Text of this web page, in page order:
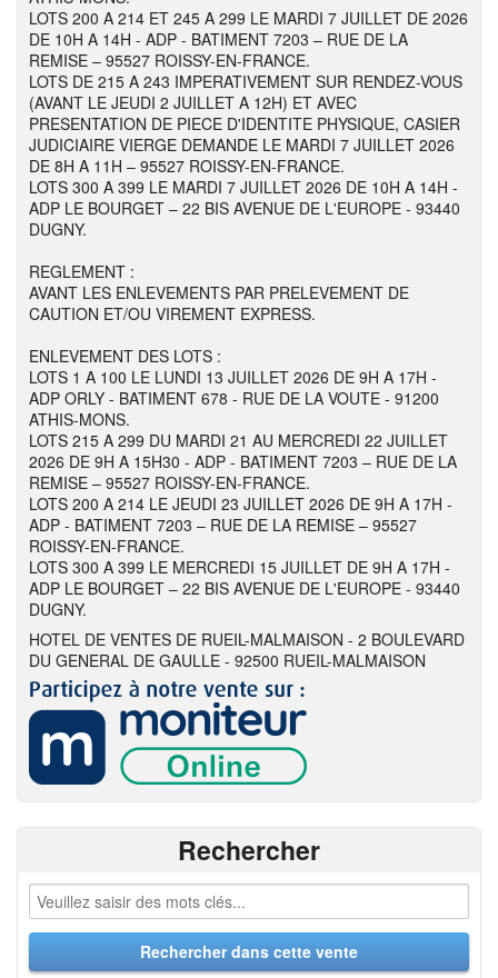
LOTS 200 A 214 ET 245 A 299 LE MARDI 7 JUILLET DE 2026
DE 10H A 14H - ADP - BATIMENT 7203 – RUE DE LA
REMISE – 95527 ROISSY-EN-FRANCE.
LOTS DE 215 A 243 IMPERATIVEMENT SUR RENDEZ-VOUS
(AVANT LE JEUDI 2 JUILLET A 12H) ET AVEC
PRESENTATION DE PIECE D'IDENTITE PHYSIQUE, CASIER
JUDICIAIRE VIERGE DEMANDE LE MARDI 7 JUILLET 2026
DE 8H A 11H – 95527 ROISSY-EN-FRANCE.
LOTS 300 A 399 LE MARDI 7 JUILLET 2026 DE 10H A 14H -
ADP LE BOURGET – 22 BIS AVENUE DE L'EUROPE - 93440
DUGNY.
REGLEMENT :
AVANT LES ENLEVEMENTS PAR PRELEVEMENT DE
CAUTION ET/OU VIREMENT EXPRESS.
ENLEVEMENT DES LOTS :
LOTS 1 A 100 LE LUNDI 13 JUILLET 2026 DE 9H A 17H -
ADP ORLY - BATIMENT 678 - RUE DE LA VOUTE - 91200
ATHIS-MONS.
LOTS 215 A 299 DU MARDI 21 AU MERCREDI 22 JUILLET
2026 DE 9H A 15H30 - ADP - BATIMENT 7203 – RUE DE LA
REMISE – 95527 ROISSY-EN-FRANCE.
LOTS 200 A 214 LE JEUDI 23 JUILLET 2026 DE 9H A 17H -
ADP - BATIMENT 7203 – RUE DE LA REMISE – 95527
ROISSY-EN-FRANCE.
LOTS 300 A 399 LE MERCREDI 15 JUILLET DE 9H A 17H -
ADP LE BOURGET – 22 BIS AVENUE DE L'EUROPE - 93440
DUGNY.
HOTEL DE VENTES DE RUEIL-MALMAISON - 2 BOULEVARD
DU GENERAL DE GAULLE - 92500 RUEIL-MALMAISON
Rechercher